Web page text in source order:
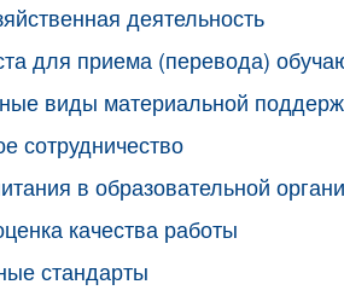
деятельность
для приема (перевода)
виды материальной
сотрудничество
в образовательной
качества работы
стандарты